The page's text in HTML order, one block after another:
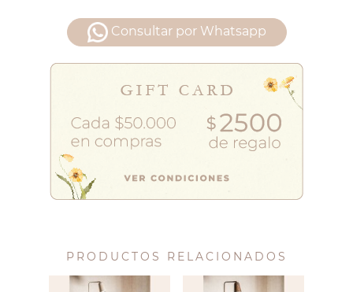
Consultar por Whatsapp
PRODUCTOS RELACIONADOS